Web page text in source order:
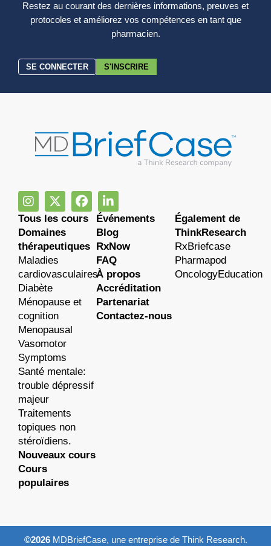
Restez au courant des dernières informations, preuves et
protocoles et améliorez vos compétences en tant que
pharmacien.
SE CONNECTER S'INSCRIRE
Tous les cours
Domaines
thérapeutiques
Maladies
cardiovasculaires
Diabète
Ménopause et
cognition
Menopausal
Vasomotor
Symptoms
Santé mentale:
trouble dépressif
majeur
Traitements
topiques non
stéroïdiens.
Nouveaux cours
Cours
populaires
Événements
Blog
RxNow
FAQ
À propos
Accréditation
Partenariat
Contactez-nous
Également de
ThinkResearch
RxBriefcase
Pharmapod
OncologyEducation
©2026MDBriefCase, une entreprise de Think Research.